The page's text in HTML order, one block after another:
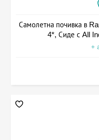
Самолетна почивка в
4*, Сиде с All
+